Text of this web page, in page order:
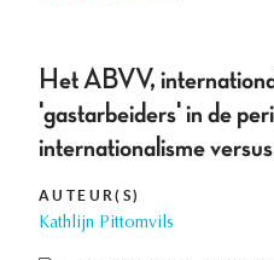
Het ABVV,
'gastarbeiders' in de
internationalisme
AUTEUR(S)
Kathlijn Pittomvils